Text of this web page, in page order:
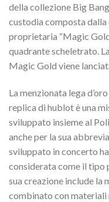
della collezione Big
custodia composta
proprietaria “Magic
quadrante scheletrato.
Magic Gold viene
La menzionata lega
replica di hublot è una
sviluppato insieme al
anche per la sua
sviluppato in concerto
considerata come il tipo
sua creazione include la
combinato con